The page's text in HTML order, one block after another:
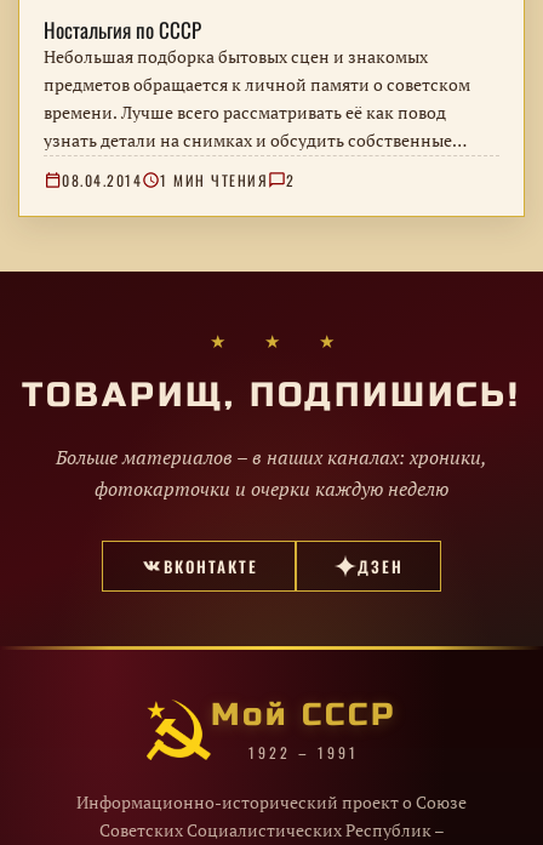
Ностальгия по СССР
Небольшая подборка бытовых сцен и знакомых
предметов обращается к личной памяти о советском
времени. Лучше всего рассматривать её как повод
узнать детали на снимках и обсудить собственные
семейные воспоминания.
08.04.2014 1 МИН ЧТЕНИЯ 2
★ ★ ★
ТОВАРИЩ, ПОДПИШИСЬ!
Больше материалов – в наших каналах: хроники,
фотокарточки и очерки каждую неделю
ВКОНТАКТЕ ДЗЕН
Мой СССР
1922 – 1991
Информационно-исторический проект о Союзе
Советских Социалистических Республик –